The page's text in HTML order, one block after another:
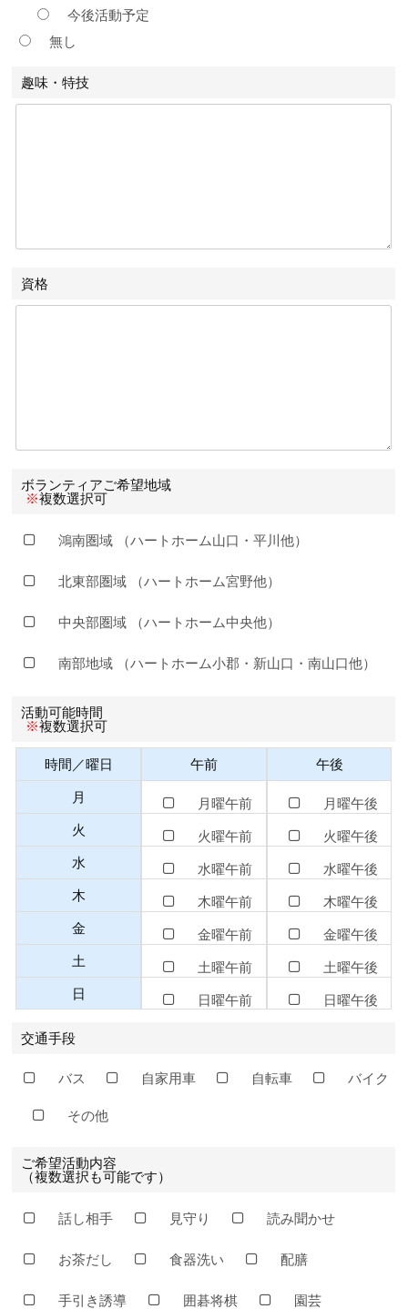
今後活動予定
無し
趣味・特技
資格
ボランティアご希望地域
※複数選択可
鴻南圏域 （ハートホーム山口・平川他）
北東部圏域 （ハートホーム宮野他）
中央部圏域 （ハートホーム中央他）
南部地域 （ハートホーム小郡・新山口・南山口他）
活動可能時間
※複数選択可
時間／曜日
月
火
水
木
金
土
日
午前
月曜午前
火曜午前
水曜午前
木曜午前
金曜午前
土曜午前
日曜午前
午後
月曜午後
火曜午後
水曜午後
木曜午後
金曜午後
土曜午後
日曜午後
交通手段
バス 自家用車 自転車 バイク
その他
ご希望活動内容
（複数選択も可能です）
話し相手 見守り 読み聞かせ
お茶だし 食器洗い 配膳
手引き誘導 囲碁将棋 園芸